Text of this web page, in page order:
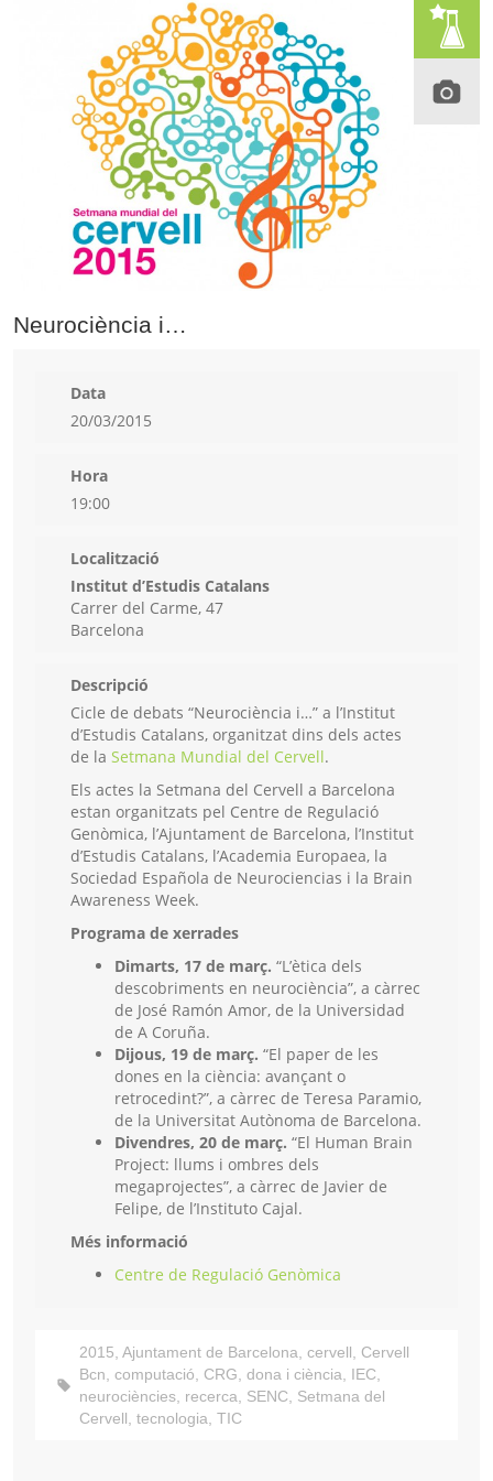
Neurociència i…
Data
20/03/2015
Hora
19:00
Localització
Institut d’Estudis Catalans
Carrer del Carme, 47
Barcelona
Descripció
Cicle de debats “Neurociència i…” a l’Institut
d’Estudis Catalans, organitzat dins dels actes
de la Setmana Mundial del Cervell.
Els actes la Setmana del Cervell a Barcelona
estan organitzats pel Centre de Regulació
Genòmica, l’Ajuntament de Barcelona, l’Institut
d’Estudis Catalans, l’Academia Europaea, la
Sociedad Española de Neurociencias i la Brain
Awareness Week.
Programa de xerrades
Dimarts, 17 de març. “L’ètica dels
descobriments en neurociència”, a càrrec
de José Ramón Amor, de la Universidad
de A Coruña.
Dijous, 19 de març. “El paper de les
dones en la ciència: avançant o
retrocedint?”, a càrrec de Teresa Paramio,
de la Universitat Autònoma de Barcelona.
Divendres, 20 de març. “El Human Brain
Project: llums i ombres dels
megaprojectes”, a càrrec de Javier de
Felipe, de l’Instituto Cajal.
Més informació
Centre de Regulació Genòmica
2015, Ajuntament de Barcelona, cervell, Cervell
Bcn, computació, CRG, dona i ciència, IEC,
neurociències, recerca, SENC, Setmana del
Cervell, tecnologia, TIC